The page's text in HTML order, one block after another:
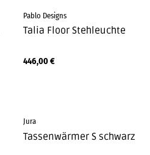
Pablo Designs
Talia Floor Stehleuchte
446,00€
Jura
Tassenwärmer S schwarz